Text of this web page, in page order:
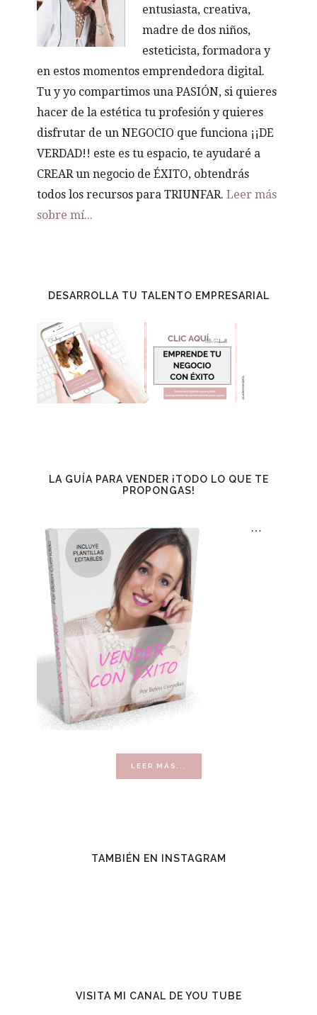
entusiasta, creativa,
madre de dos niños,
esteticista, formadora y
en estos momentos emprendedora digital.
Tu y yo compartimos una PASIÓN, si quieres
hacer de la estética tu profesión y quieres
disfrutar de un NEGOCIO que funciona ¡¡DE
VERDAD!! este es tu espacio, te ayudaré a
CREAR un negocio de ÉXITO, obtendrás
todos los recursos para TRIUNFAR.Leer más
sobre mí...
DESARROLLA TU TALENTO EMPRESARIAL
LA GUÍA PARA VENDER ¡TODO LO QUE TE
PROPONGAS!
…
LEER MÁS...
DE
TAMBIÉN EN INSTAGRAM
VISITA MI CANAL DE YOU TUBE